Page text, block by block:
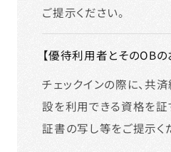
ご提示ください。
【優待利用者とそのOBの
チェックインの際に、共
設を利用できる資格を証
証書の写し等をご提示く